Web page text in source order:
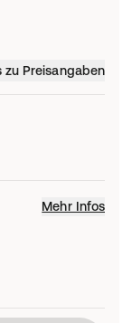
zu Preisangaben
Mehr Infos